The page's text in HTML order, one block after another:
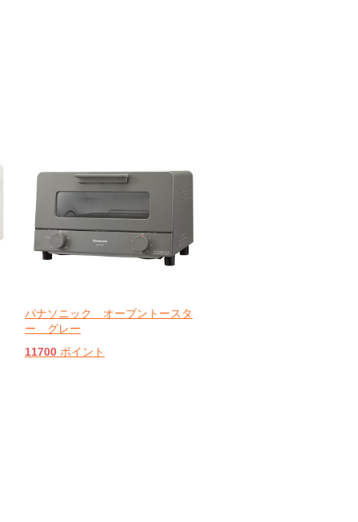
パナソニック オーブントースタ
ー グレー
11700 ポイント